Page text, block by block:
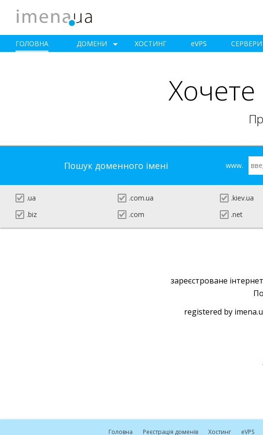
ГОЛОВНА ДОМЕНИ ХОСТИНГ eVPS СЕРВЕРИ
Пошук доменного імені www.
.ua .com.ua .kiev.ua
.biz
.com .net
зареєстроване
registered by
Головна Реєстрація доменів Хостинг eVPS